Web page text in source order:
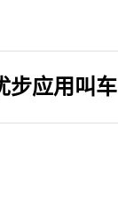
步应用叫车